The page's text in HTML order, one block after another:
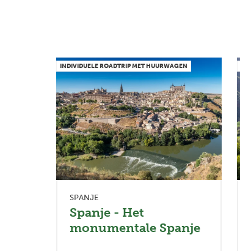
INDIVIDUELE ROADTRIP MET HUURWAGEN
SPANJE
Spanje - Het
monumentale Spanje